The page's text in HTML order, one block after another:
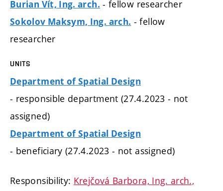
Burian Vít, Ing. arch. - fellow researcher
Sokolov Maksym, Ing. arch. - fellow
researcher
UNITS
Department of Spatial Design
- responsible department (27.4.2023 - not
assigned)
Department of Spatial Design
- beneficiary (27.4.2023 - not assigned)
Responsibility: Krejčová Barbora, Ing. arch.,